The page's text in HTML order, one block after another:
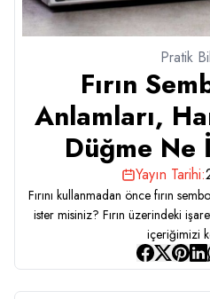
Pratik
Fırın
Anlamları,
Düğme Ne
Yayın Tarihi:
Fırını kullanmadan önce fırın
ister misiniz? Fırın üzerindeki
içeriğimizi